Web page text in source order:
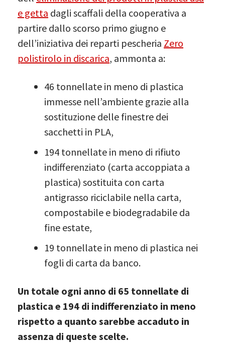
e getta dagli scaffali della cooperativa a
partire dallo scorso primo giugno e
dell’iniziativa dei reparti pescheria Zero
polistirolo in discarica, ammonta a:
46 tonnellate in meno di plastica
immesse nell’ambiente grazie alla
sostituzione delle finestre dei
sacchetti in PLA,
194 tonnellate in meno di rifiuto
indifferenziato (carta accoppiata a
plastica) sostituita con carta
antigrasso riciclabile nella carta,
compostabile e biodegradabile da
fine estate,
19 tonnellate in meno di plastica nei
fogli di carta da banco.
Un totale ogni anno di 65 tonnellate di
plastica e 194 di indifferenziato in meno
rispetto a quanto sarebbe accaduto in
assenza di queste scelte.